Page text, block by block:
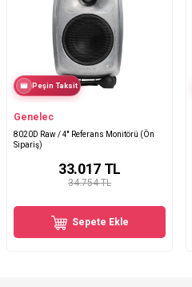
Peşin Taksit
Genelec
8020D Raw / 4′′ Referans Monitörü (Ön
Sipariş)
34.754 TL
33.017TL
Sepete Ekle